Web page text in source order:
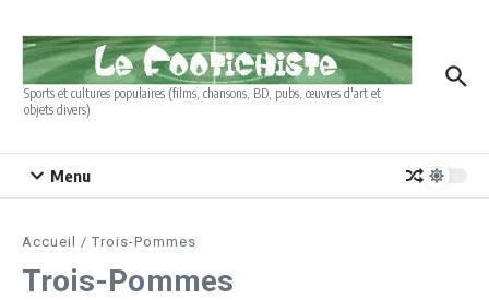
Sports et cultures populaires (films, chansons, BD, pubs, œuvres d'art et
objets divers)
Menu
Accueil / Trois-Pommes
Trois-Pommes